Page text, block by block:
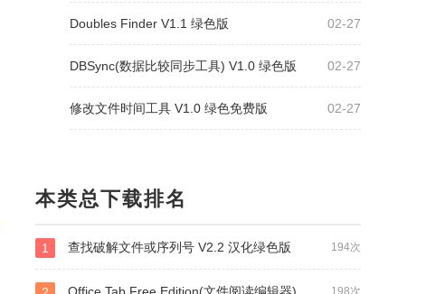
02-27
Doubles Finder V1.1 绿色版
02-27
DBSync(数据比较同步工具) V1.0 绿色版
02-27
修改文件时间工具 V1.0 绿色免费版
本类总下载排名
194次
1 查找破解文件或序列号 V2.2 汉化绿色版
198次
Office Tab Free Edition(文件阅读编辑器) V9.80